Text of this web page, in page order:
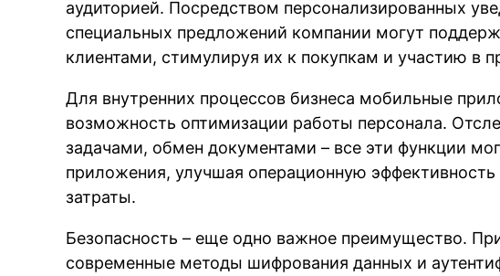
аудиторией. Посредством персонализированных
специальных предложений компании могут
клиентами, стимулируя их к покупкам и участию в
Для внутренних процессов бизнеса мобильные
возможность оптимизации работы персонала.
задачами, обмен документами – все эти функции
приложения, улучшая операционную
затраты.
Безопасность – еще одно важное преимущество.
современные методы шифрования данных и